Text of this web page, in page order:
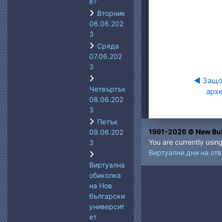
◀︎ Защо
Вторник
06.06.202
3
Сряда
07.06.202
3
Четвъртък
08.06.202
3
Петък
09.06.202
3
Виртуална
обиколка
на Нов
български
университ
ет
1991-2026 © New
You are currently
Виртуални дни на